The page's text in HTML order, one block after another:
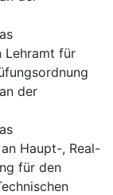
Lehramt für
der
Haupt-, Real-
für den